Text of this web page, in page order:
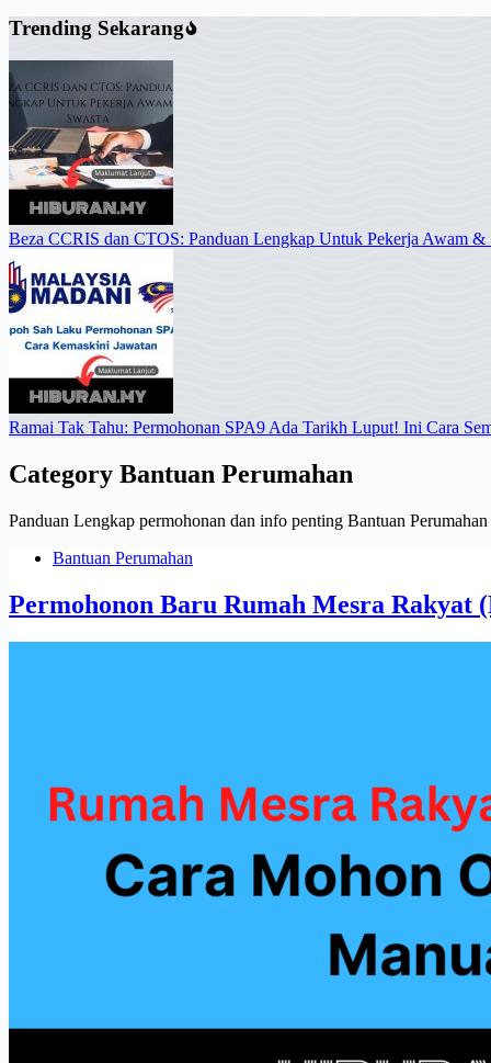
Trending Sekarang
Beza CCRIS dan CTOS: Panduan Lengkap Untuk Pekerja Awam &
Ramai Tak Tahu: Permohonan SPA9 Ada Tarikh Luput! Ini Cara
Category Bantuan Perumahan
Panduan Lengkap permohonan dan info penting Bantuan
Bantuan Perumahan
Permohonon Baru Rumah Mesra Rakyat